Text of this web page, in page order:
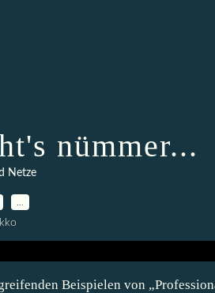
nümmer...
Netze
Beispielen von